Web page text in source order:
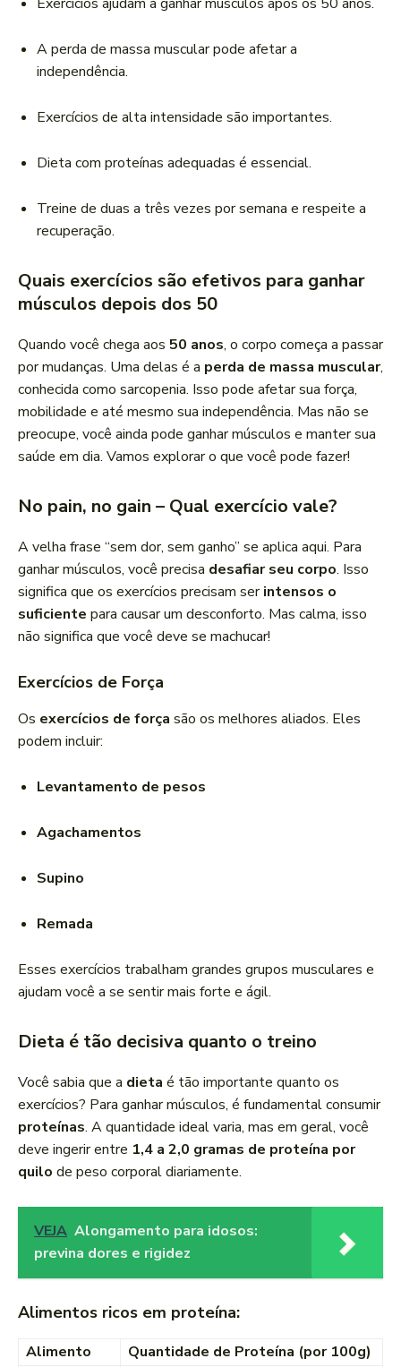
A perda de massa muscular pode afetar a
independência.
Exercícios de alta intensidade são importantes.
Dieta com proteínas adequadas é essencial.
Treine de duas a três vezes por semana e respeite a
recuperação.
Quais exercícios são efetivos para ganhar
músculos depois dos 50
Quando você chega aos 50 anos, o corpo começa a passar
por mudanças. Uma delas é a perda de massa muscular,
conhecida como sarcopenia. Isso pode afetar sua força,
mobilidade e até mesmo sua independência. Mas não se
preocupe, você ainda pode ganhar músculos e manter sua
saúde em dia. Vamos explorar o que você pode fazer!
No pain, no gain – Qual exercício vale?
A velha frase “sem dor, sem ganho” se aplica aqui. Para
ganhar músculos, você precisa desafiar seu corpo. Isso
significa que os exercícios precisam serintensos o
suficiente para causar um desconforto. Mas calma, isso
não significa que você deve se machucar!
Exercícios de Força
Os exercícios de força são os melhores aliados. Eles
podem incluir:
Levantamento de pesos
Agachamentos
Supino
Remada
Esses exercícios trabalham grandes grupos musculares e
ajudam você a se sentir mais forte e ágil.
Dieta é tão decisiva quanto o treino
Você sabia que a dieta é tão importante quanto os
exercícios? Para ganhar músculos, é fundamental consumir
proteínas. A quantidade ideal varia, mas em geral, você
deve ingerir entre 1,4 a 2,0 gramas de proteína por
quilo de peso corporal diariamente.
VEJA Alongamento para idosos:
previna dores e rigidez
Alimentos ricos em proteína:
Alimento Quantidade de Proteína (por 100g)